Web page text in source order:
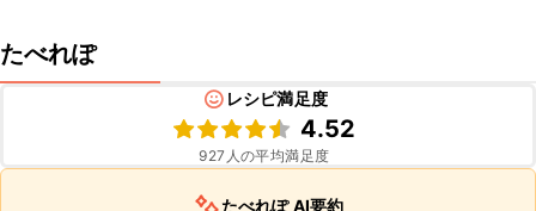
たべれぽ
レシピ満足度
4.52
927 人の平均満足度
たべれぽ AI要約